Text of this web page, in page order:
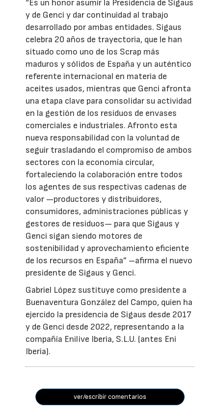
“Es un honor asumir la Presidencia de Sigaus
y de Genci y dar continuidad al trabajo
desarrollado por ambas entidades. Sigaus
celebra 20 años de trayectoria, que le han
situado como uno de los Scrap más
maduros y sólidos de España y un auténtico
referente internacional en materia de
aceites usados, mientras que Genci afronta
una etapa clave para consolidar su actividad
en la gestión de los residuos de envases
comerciales e industriales. Afronto esta
nueva responsabilidad con la voluntad de
seguir trasladando el compromiso de ambos
sectores con la economía circular,
fortaleciendo la colaboración entre todos
los agentes de sus respectivas cadenas de
valor —productores y distribuidores,
consumidores, administraciones públicas y
gestores de residuos— para que Sigaus y
Genci sigan siendo motores de
sostenibilidad y aprovechamiento eficiente
de los recursos en España” –afirma el nuevo
presidente de Sigaus y Genci.
Gabriel López sustituye como presidente a
Buenaventura González del Campo, quien ha
ejercido la presidencia de Sigaus desde 2017
y de Genci desde 2022, representando a la
compañía Enilive Iberia, S.L.U. (antes Eni
Iberia).
ver/escribir comentarios